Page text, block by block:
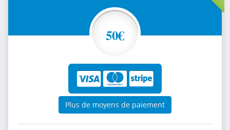
50€
Plus de moyens de paiement